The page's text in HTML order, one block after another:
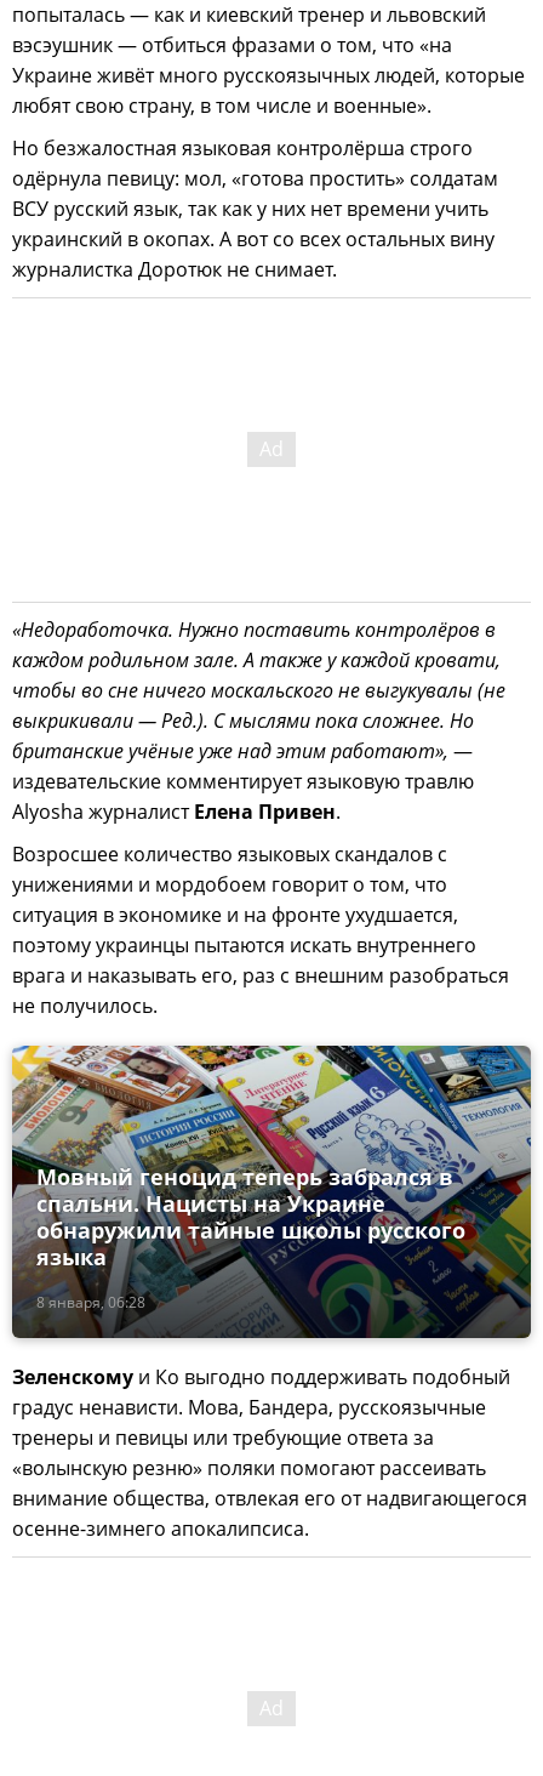
попыталась — как и киевский тренер и львовский
вэсэушник — отбиться фразами о том, что «на
Украине живёт много русскоязычных людей, которые
любят свою страну, в том числе и военные».
Но безжалостная языковая контролёрша строго
одёрнула певицу: мол, «готова простить» солдатам
ВСУ русский язык, так как у них нет времени учить
украинский в окопах. А вот со всех остальных вину
журналистка Доротюк не снимает.
«Недоработочка. Нужно поставить контролёров в
каждом родильном зале. А также у каждой кровати,
чтобы во сне ничего москальского не выгукувалы (не
выкрикивали — Ред.). С мыслями пока сложнее. Но
британские учёные уже над этим работают», —
издевательские комментирует языковую травлю
Alyosha журналистЕлена Привен.
Возросшее количество языковых скандалов с
унижениями и мордобоем говорит о том, что
ситуация в экономике и на фронте ухудшается,
поэтому украинцы пытаются искать внутреннего
врага и наказывать его, раз с внешним разобраться
не получилось.
8 января, 06:28
Мовный геноцид теперь забрался в
спальни. Нацисты на Украине
обнаружили тайные школы русского
языка
Зеленскому и Ко выгодно поддерживать подобный
градус ненависти. Мова, Бандера, русскоязычные
тренеры и певицы или требующие ответа за
«волынскую резню» поляки помогают рассеивать
внимание общества, отвлекая его от надвигающегося
осенне-зимнего апокалипсиса.